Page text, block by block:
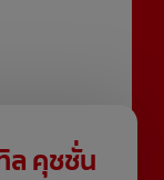
ล คุชชั่น